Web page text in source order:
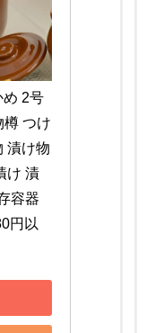
め 2号
樽 つけ
漬け物
け 漬
容器
円以